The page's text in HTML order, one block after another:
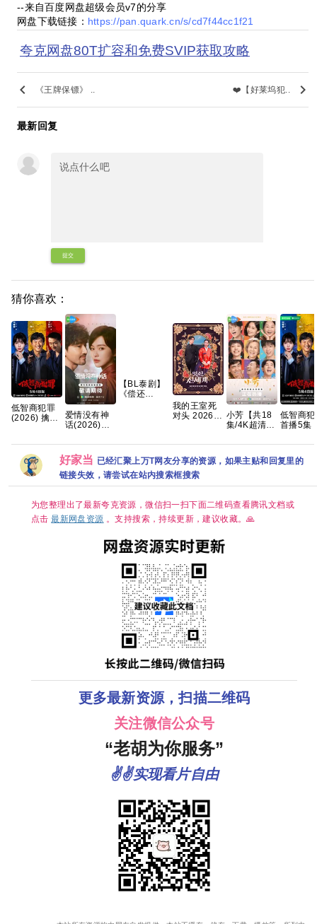
--来自百度网盘超级会员v7的分享
网盘下载链接： https://pan.quark.cn/s/cd7f44cc1f21
夸克网盘80T扩容和免费SVIP获取攻略
keyboard_arrow_left 《王牌保镖》 .. ❤️【好莱坞犯.. keyboard_arrow_right
最新回复
提交
猜你喜欢：
低智商犯罪
(2026) 擒贼
杜比音效
HDR
HiveWeb/内
嵌简中字幕/
【单集1～
爱情没有神
话(2026)更
4k+1080P国
语中字网盘
资源[0.9GB
集]
【BL泰剧】
《偿还
字】【共10
我的王室死
对头 2026
情】 【林智
妍 / 许南
俊】【韩剧
中字】
小芳【共18
集/4K超清
手慢无🈲
【王影璐、
辛云来｜喜
芳出嫁，鸡
八黄金档欢
喜开播🥳 带
球相亲，啼
低智商犯
首播5集
好家当 已经汇聚上万T网友分享的资源，如果主贴和回复里的
链接失效，请尝试在站内搜索框搜索
为您整理出了最新夸克资源，微信扫一扫下面二维码查看腾讯文档或
点击最新网盘资源 。支持搜索，持续更新，建议收藏。🙏
更多最新资源，扫描二维码
关注微信公众号
“老胡为你服务”
✌✌实现看片自由